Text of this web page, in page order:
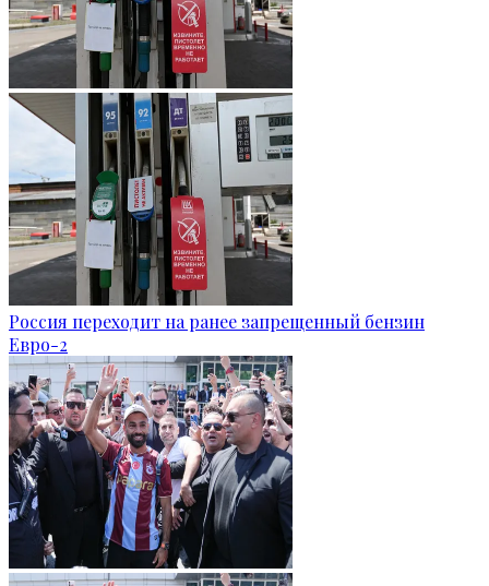
Россия переходит на ранее запрещенный бензин
Евро-2